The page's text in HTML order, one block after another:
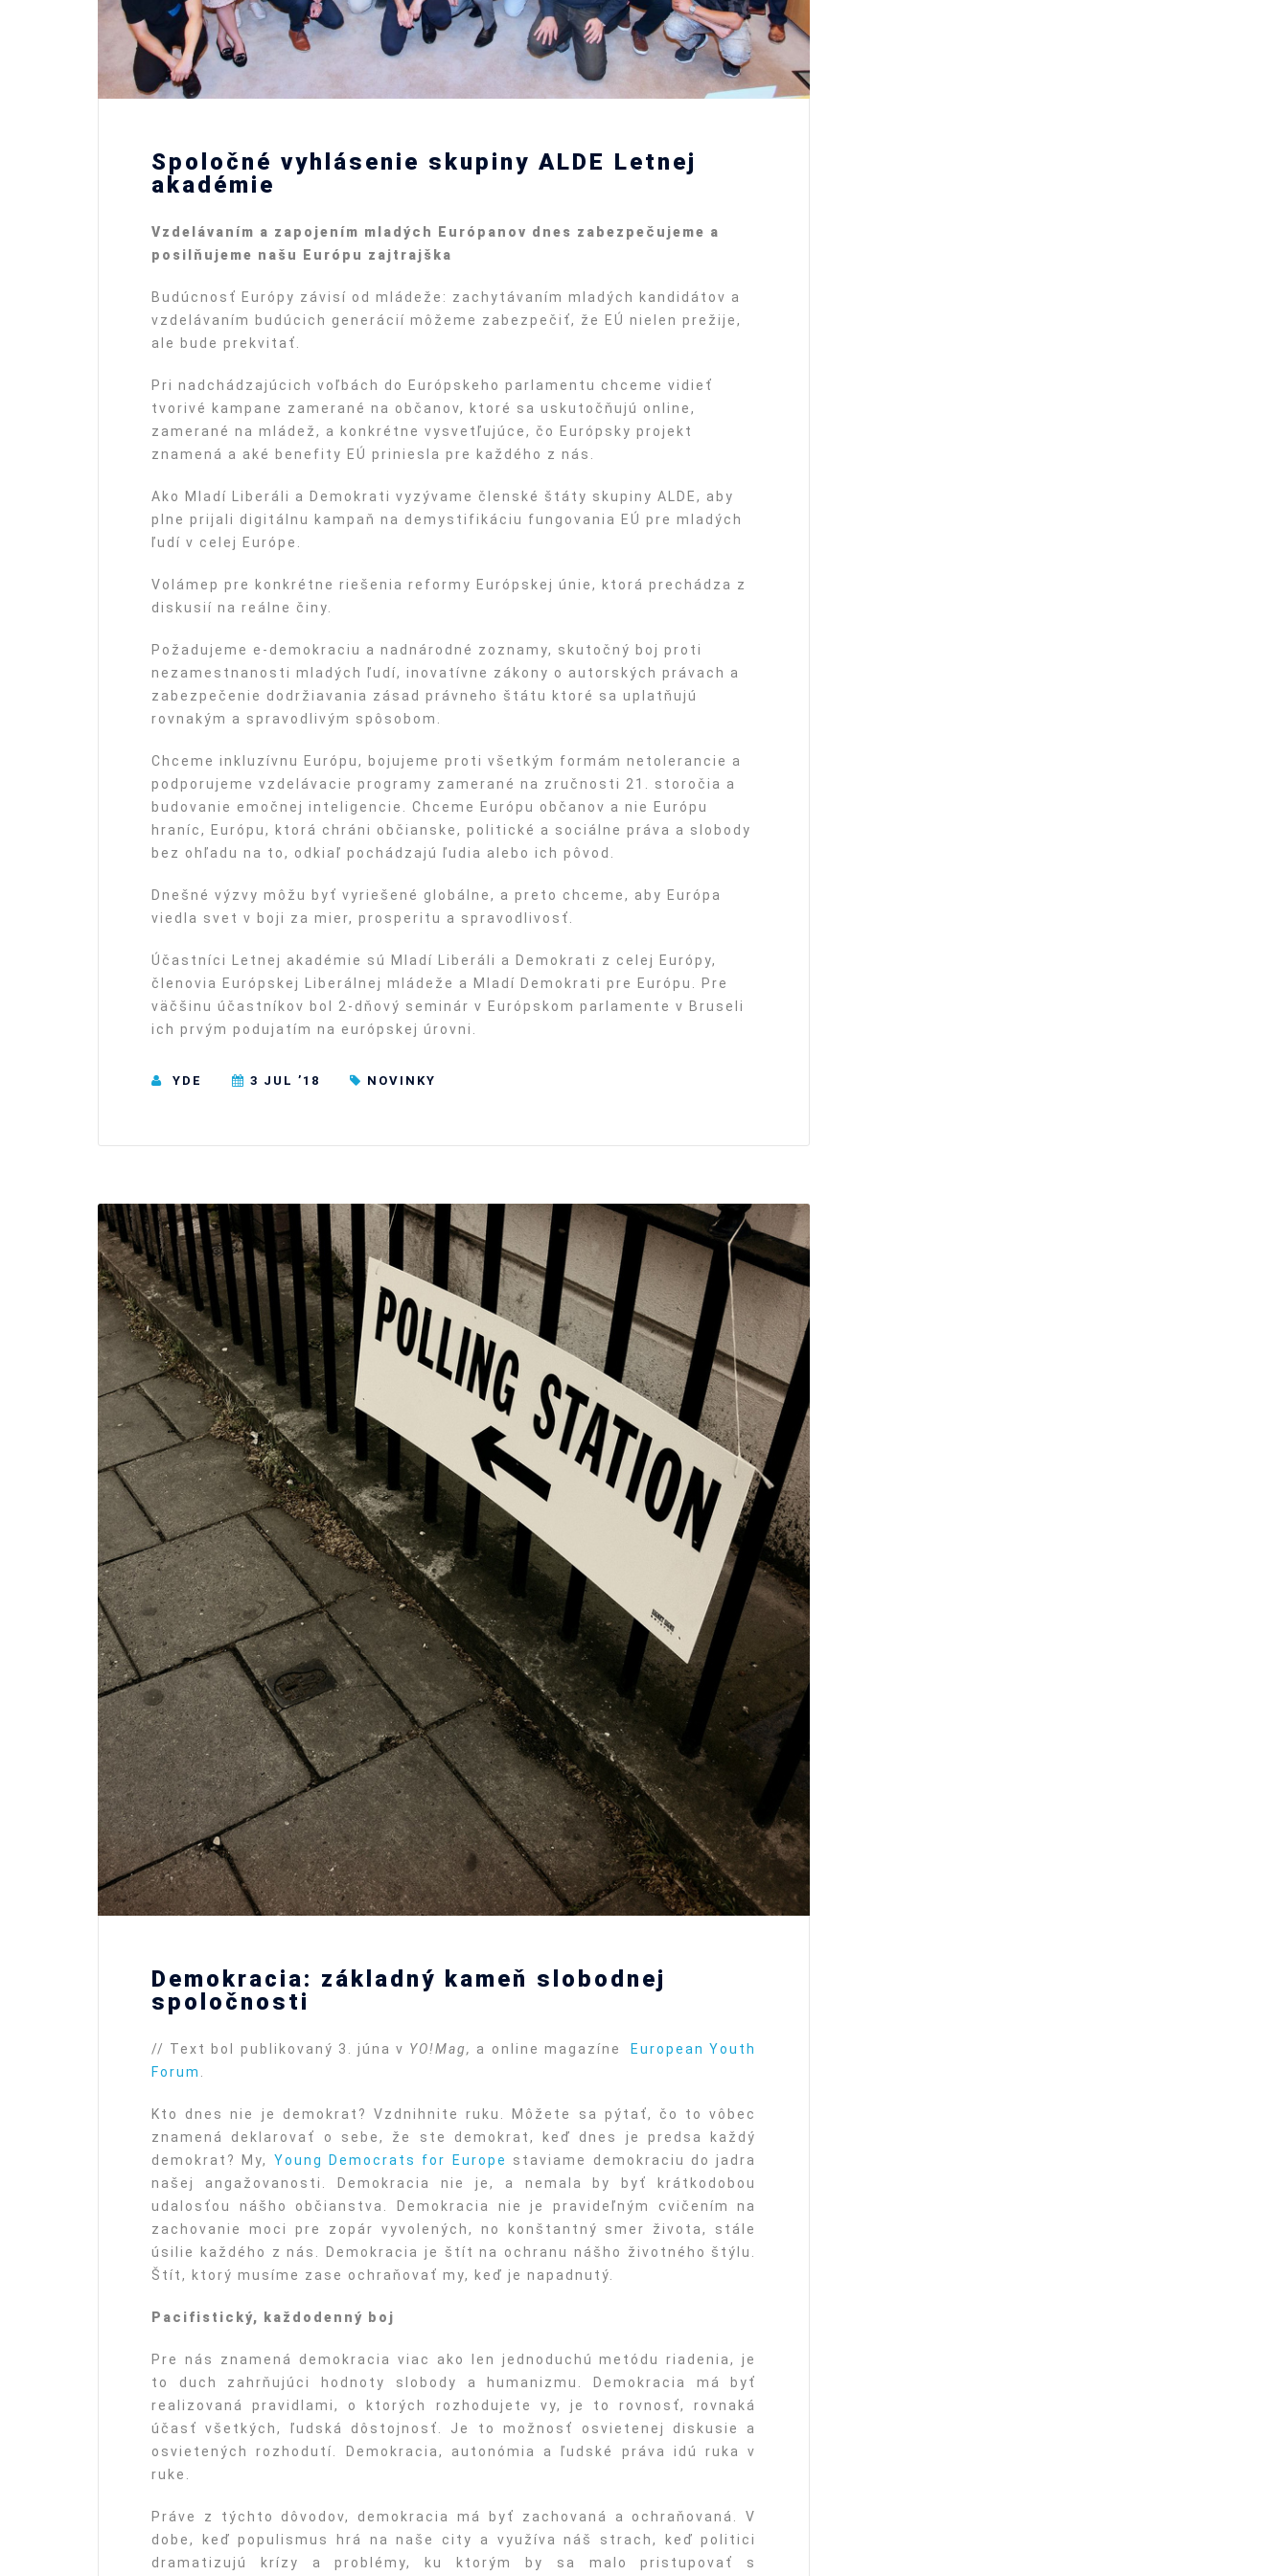
Spoločné vyhlásenie skupiny ALDE Letnej
akadémie
Vzdelávaním a zapojením mladých Euró panov dnes zabezpečujeme a
posilňujeme našu Euró pu zajtrajška
Budúcnosť Európy závisí od mládeže: zachytávaním mladých kandidátov a
vzdelávaním budúcich generácií môžeme zabezpečiť, že EÚ nielen prežije,
ale bude prekvitať.
Pri nadchádzajúcich voľbách do Európskeho parlamentu chceme vidieť
tvorivé kampane zamerané na občanov, ktoré sa uskutočňujú online,
zamerané na mládež, a konkrétne vysvetľujúce, čo Európsky projekt
znamená a aké benefity EÚ priniesla pre každého z nás.
Ako Mladí Liberáli a Demokrati vyzývame členské štáty skupiny ALDE, aby
plne prijali digitálnu kampaň na demystifikáciu fungovania EÚ pre mladých
ľudí v celej Európe.
Volámep pre konkrétne riešenia reformy Európskej únie, ktorá prechádza z
diskusií na reálne činy.
Požadujeme e-demokraciu a nadnárodné zoznamy, skutočný boj proti
nezamestnanosti mladých ľudí, inovatívne zákony o autorských právach a
zabezpečenie dodržiavania zásad právneho štátu ktoré sa uplatňujú
rovnakým a spravodlivým spôsobom.
Chceme inkluzívnu Európu, bojujeme proti všetkým formám netolerancie a
podporujeme vzdelávacie programy zamerané na zručnosti 21. storočia a
budovanie emočnej inteligencie. Chceme Európu občanov a nie Európu
hraníc, Európu, ktorá chráni občianske, politické a sociálne práva a slobody
bez ohľadu na to, odkiaľ pochádzajú ľudia alebo ich pôvod.
Dnešné výzvy môžu byť vyriešené globálne, a preto chceme, aby Európa
viedla svet v boji za mier, prosperitu a spravodlivosť.
Účastníci Letnej akadémie sú Mladí Liberáli a Demokrati z celej Európy,
členovia Európskej Liberálnej mládeže a Mladí Demokrati pre Európu. Pre
väčšinu účastníkov bol 2-dňový seminár v Európskom parlamente v Bruseli
ich prvým podujatím na európskej úrovni.
YDE 3 JUL ’18 NOVINKY
Demokracia: základný kameň slobodnej
spoločnosti
// Text bol publikovaný 3. júna v YO!Mag, a online magazíne
European Youth
Forum .
Kto dnes nie je demokrat? Vzdnihnite ruku. Môžete sa pýtať, čo to vôbec
znamená deklarovať o sebe, že ste demokrat, keď dnes je predsa každý
demokrat? My, Young Democrats for Europe
staviame demokraciu do jadra
našej angažovanosti. Demokracia nie je, a nemala by byť krátkodobou
udalosťou nášho občianstva. Demokracia nie je pravideľným cvičením na
zachovanie moci pre zopár vyvolených, no konštantný smer života, stále
úsilie každého z nás. Demokracia je štít na ochranu nášho životného štýlu.
Štít, ktorý musíme zase ochraňovať my, keď je napadnutý.
Pacifistický, každodenný boj
Pre nás znamená demokracia viac ako len jednoduchú metódu riadenia, je
to duch zahrňujúci hodnoty slobody a humanizmu. Demokracia má byť
realizovaná pravidlami, o ktorých rozhodujete vy, je to rovnosť, rovnaká
účasť všetkých, ľudská dôstojnosť. Je to možnosť osvietenej diskusie a
osvietených rozhodutí. Demokracia, autonómia a ľudské práva idú ruka v
ruke.
Práve z týchto dôvodov, demokracia má byť zachovaná a ochraňovaná. V
dobe, keď populismus hrá na naše city a využíva náš strach, keď politici
dramatizujú krízy a problémy, ku ktorým by sa malo pristupovať s